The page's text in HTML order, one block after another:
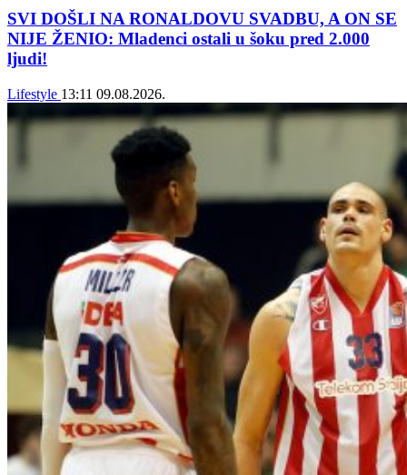
SVI DOŠLI NA RONALDOVU SVADBU, A ON SE
NIJE ŽENIO: Mladenci ostali u šoku pred 2.000
ljudi!
Lifestyle 13:11 09.08.2026.